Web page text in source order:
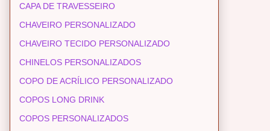
CAPA DE TRAVESSEIRO
CHAVEIRO PERSONALIZADO
CHAVEIRO TECIDO PERSONALIZADO
CHINELOS PERSONALIZADOS
COPO DE ACRÍLICO PERSONALIZADO
COPOS LONG DRINK
COPOS PERSONALIZADOS